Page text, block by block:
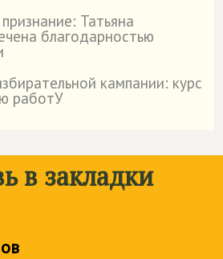
Татьяна
благодарностью
кампании: курс
работУ
в закладки